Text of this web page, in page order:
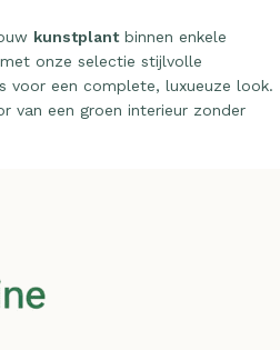
kunstplantbinnen enkele
onze selectie stijlvolle
voor een complete, luxueuze look.
van een groen interieur zonder